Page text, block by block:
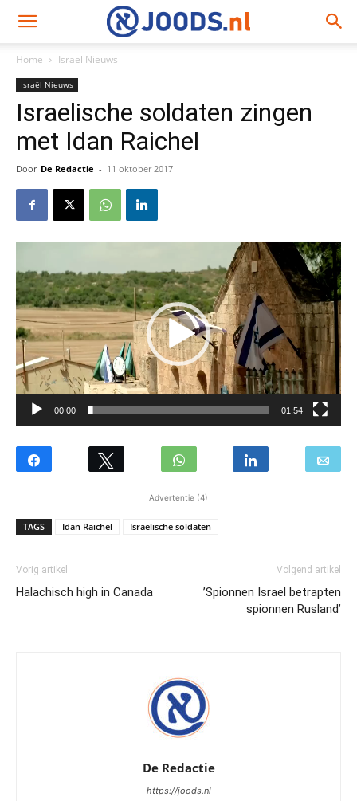
Home Israël Nieuws
Israël Nieuws
Israelische soldaten zingen
met Idan Raichel
Door De Redactie - 11 oktober 2017
00:00 01:54
Advertentie (4)
TAGS Idan Raichel Israelische soldaten
Vorig artikel
Halachisch high in Canada
Volgend artikel
’Spionnen Israel betrapten
spionnen Rusland’
De Redactie
https://joods.nl